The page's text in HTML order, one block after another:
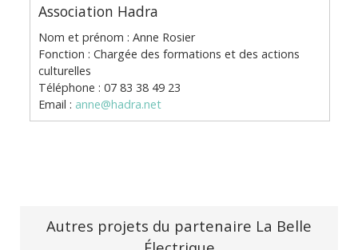
Association Hadra
Nom et prénom : Anne Rosier
Fonction : Chargée des formations et des actions
culturelles
Téléphone : 07 83 38 49 23
Email : anne@hadra.net
Autres projets du partenaire La Belle